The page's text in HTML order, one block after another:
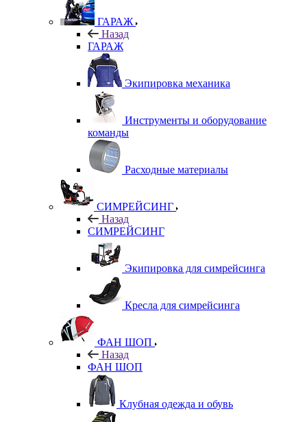
ГАРАЖ
Назад
ГАРАЖ
Экипировка механика
Инструменты и оборудование
команды
Расходные материалы
СИМРЕЙСИНГ
Назад
СИМРЕЙСИНГ
Экипировка для симрейсинга
Кресла для симрейсинга
ФАН ШОП
Назад
ФАН ШОП
Клубная одежда и обувь